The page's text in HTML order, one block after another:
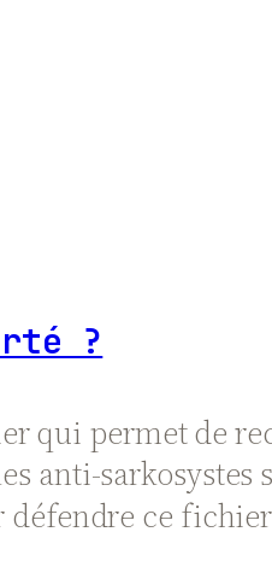
?
qui permet de
anti-sarkosystes
défendre ce